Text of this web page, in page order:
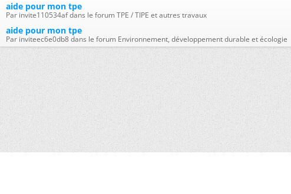
aide pour mon tpe
Par invite110534af dans le forum TPE / TIPE et autres travaux
aide pour mon tpe
Par inviteec6e0db8 dans le forum Environnement, développement durable et écologie